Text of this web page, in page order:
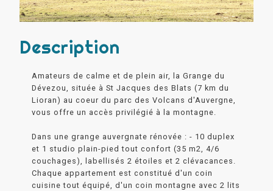
Description
Amateurs de calme et de plein air, la Grange du
Dévezou, située à St Jacques des Blats (7 km du
Lioran) au coeur du parc des Volcans d'Auvergne,
vous offre un accès privilégié à la montagne.
Dans une grange auvergnate rénovée : - 10 duplex
et 1 studio plain-pied tout confort (35 m2, 4/6
couchages), labellisés 2 étoiles et 2 clévacances.
Chaque appartement est constitué d'un coin
cuisine tout équipé, d'un coin montagne avec 2 lits